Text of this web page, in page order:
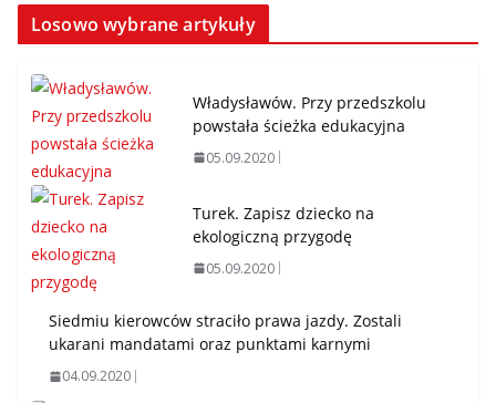
Losowo wybrane artykuły
Władysławów. Przy przedszkolu
powstała ścieżka edukacyjna
05.09.2020
Turek. Zapisz dziecko na
ekologiczną przygodę
05.09.2020
Siedmiu kierowców straciło prawa jazdy. Zostali
ukarani mandatami oraz punktami karnymi
04.09.2020